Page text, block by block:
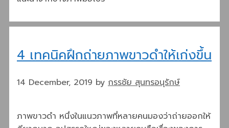
4 เทคนิคฝึกถ่ายภาพขาวดำให้เก่งขึ้น
14 December, 2019 by กรรชัย สุนทรอนุรักษ์
ภาพขาวดำ หนึ่งในแนวภาพที่หลายคนมองว่าถ่ายออกให้